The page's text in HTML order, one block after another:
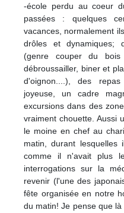
-école perdu au coeur
passées : quelques
vacances, normalement
drôles et dynamiques;
(genre couper du
débroussailler, biner et
d'oignon....), des
joyeuse, un cadre
excursions dans des
vraiment chouette. Aussi
le moine en chef au
matin, durant
comme il n'avait plus
interrogations sur la
revenir (l'une des
fête organisée en notre
du matin! Je pense que